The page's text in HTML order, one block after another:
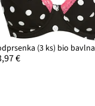
(3 ks) bio bavlna
€